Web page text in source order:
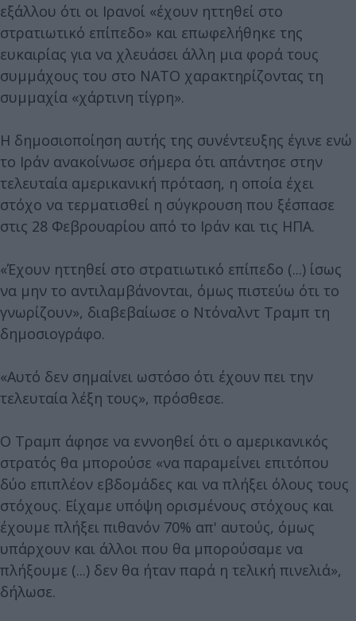
εξάλλου ότι οι Ιρανοί «έχουν ηττηθεί στο
στρατιωτικό επίπεδο» και επωφελήθηκε της
ευκαιρίας για να χλευάσει άλλη μια φορά τους
συμμάχους του στο ΝΑΤΟ χαρακτηρίζοντας τη
συμμαχία «χάρτινη τίγρη».
Η δημοσιοποίηση αυτής της συνέντευξης έγινε ενώ
το Ιράν ανακοίνωσε σήμερα ότι απάντησε στην
τελευταία αμερικανική πρόταση, η οποία έχει
στόχο να τερματισθεί η σύγκρουση που ξέσπασε
στις 28 Φεβρουαρίου από το Ιράν και τις ΗΠΑ.
«Έχουν ηττηθεί στο στρατιωτικό επίπεδο (...) ίσως
να μην το αντιλαμβάνονται, όμως πιστεύω ότι το
γνωρίζουν», διαβεβαίωσε ο Ντόναλντ Τραμπ τη
δημοσιογράφο.
«Αυτό δεν σημαίνει ωστόσο ότι έχουν πει την
τελευταία λέξη τους», πρόσθεσε.
Ο Τραμπ άφησε να εννοηθεί ότι ο αμερικανικός
στρατός θα μπορούσε «να παραμείνει επιτόπου
δύο επιπλέον εβδομάδες και να πλήξει όλους τους
στόχους. Είχαμε υπόψη ορισμένους στόχους και
έχουμε πλήξει πιθανόν 70% απ' αυτούς, όμως
υπάρχουν και άλλοι που θα μπορούσαμε να
πλήξουμε (...) δεν θα ήταν παρά η τελική πινελιά»,
δήλωσε.